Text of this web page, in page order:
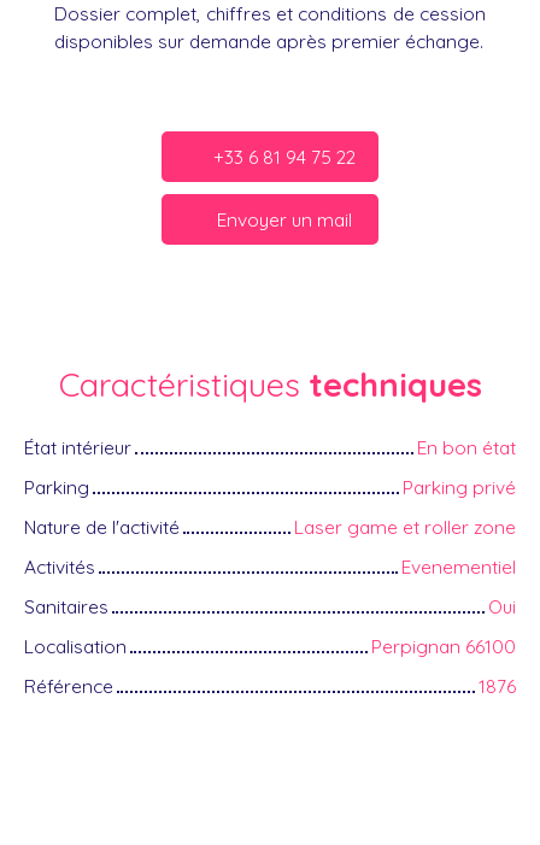
Dossier complet, chiffres et conditions de cession
disponibles sur demande après premier échange.
+33 6 81 94 75 22
Envoyer un mail
Caractéristiques techniques
État intérieur
En bon état
Parking
Parking privé
Nature de l'activité
Laser game et roller zone
Activités
Evenementiel
Sanitaires
Oui
Localisation
Perpignan 66100
Référence
1876